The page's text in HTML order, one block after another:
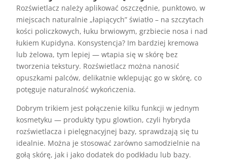
Rozświetlacz należy aplikować oszczędnie, punktowo, w
miejscach naturalnie „łapiących” światło – na szczytach
kości policzkowych, łuku brwiowym, grzbiecie nosa i nad
łukiem Kupidyna. Konsystencja? Im bardziej kremowa
lub żelowa, tym lepiej — wtapia się w skórę bez
tworzenia tekstury. Rozświetlacz można nanosić
opuszkami palców, delikatnie wklepując go w skórę, co
potęguje naturalność wykończenia.
Dobrym trikiem jest połączenie kilku funkcji w jednym
kosmetyku — produkty typu glowtion, czyli hybryda
rozświetlacza i pielęgnacyjnej bazy, sprawdzają się tu
idealnie. Można je stosować zarówno samodzielnie na
gołą skórę, jak i jako dodatek do podkładu lub bazy.